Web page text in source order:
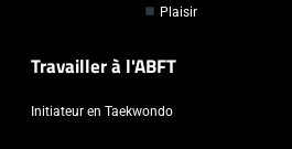
Plaisir
Travailler à l'ABFT
Initiateur en Taekwondo